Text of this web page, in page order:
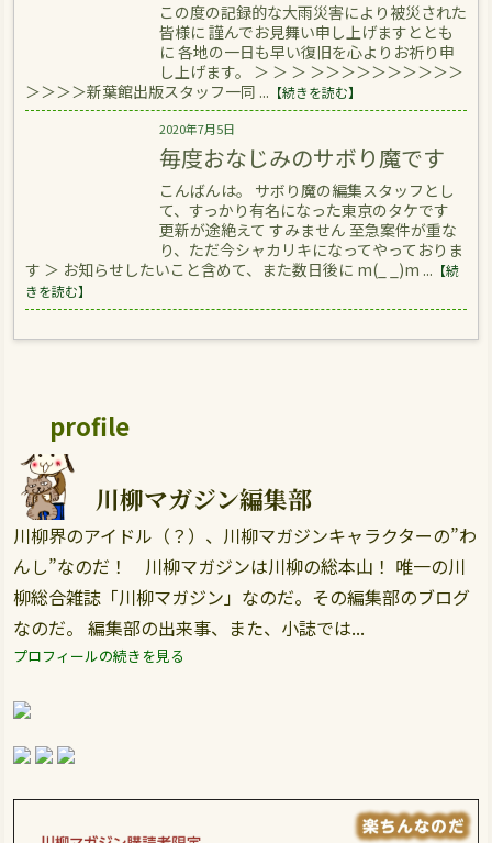
この度の記録的な大雨災害により被災された
皆様に 謹んでお見舞い申し上げますととも
に 各地の一日も早い復旧を心よりお祈り申
し上げます。 ＞ ＞ ＞ ＞＞＞＞＞＞＞＞＞＞
＞＞＞＞新葉館出版スタッフ一同 ... 【続きを読む】
2020年7月5日
毎度おなじみのサボり魔です
こんばんは。 サボり魔の編集スタッフとし
て、すっかり有名になった東京のタケです
更新が途絶えて すみません 至急案件が重な
り、ただ今シャカリキになってやっておりま
す ＞ お知らせしたいこと含めて、また数日後に m(_ _)m ... 【続
きを読む】
profile
川柳マガジン編集部
川柳界のアイドル（？）、川柳マガジンキャラクターの”わ
んし”なのだ！ 川柳マガジンは川柳の総本山！ 唯一の川
柳総合雑誌「川柳マガジン」なのだ。その編集部のブログ
なのだ。 編集部の出来事、また、小誌では...
プロフィールの続きを見る